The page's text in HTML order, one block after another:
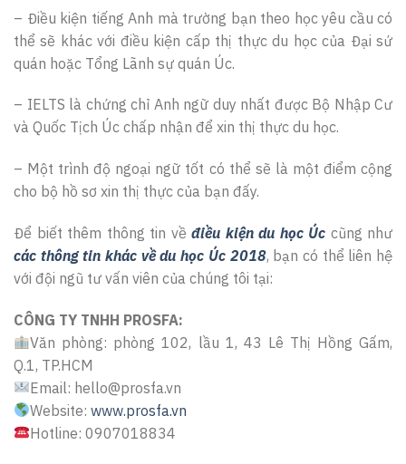
– Điều kiện tiếng Anh mà trường bạn theo học yêu cầu có
thể sẽ khác với điều kiện cấp thị thực du học của Đại sứ
quán hoặc Tổng Lãnh sự quán Úc.
– IELTS là chứng chỉ Anh ngữ duy nhất được Bộ Nhập Cư
và Quốc Tịch Úc chấp nhận để xin thị thực du học.
– Một trình độ ngoại ngữ tốt có thể sẽ là một điểm cộng
cho bộ hồ sơ xin thị thực của bạn đấy.
Để biết thêm thông tin về điều kiện du học Úc cũng như
các thông tin khác về du học Úc 2018, bạn có thể liên hệ
với đội ngũ tư vấn viên của chúng tôi tại:
CÔNG TY TNHH PROSFA:
Văn phòng: phòng 102, lầu 1, 43 Lê Thị Hồng Gấm,
Q.1, TP.HCM
Email: hello@prosfa.vn
Website:www.prosfa.vn
Hotline: 0907018834